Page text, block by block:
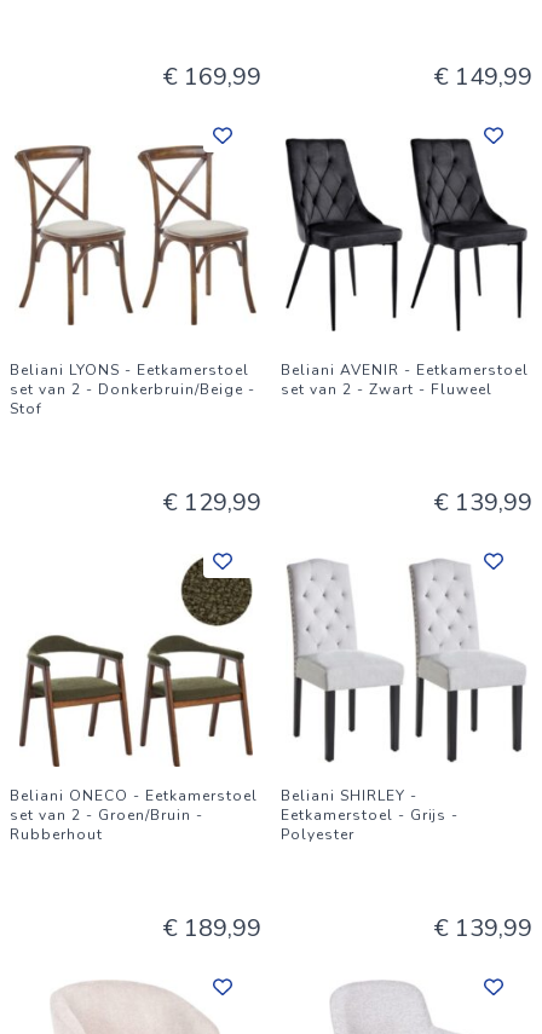
€ 169,99 € 149,99
Beliani LYONS - Eetkamerstoel
set van 2 - Donkerbruin/Beige -
Stof
€ 129,99
Beliani AVENIR - Eetkamerstoel
set van 2 - Zwart - Fluweel
€ 139,99
Beliani ONECO - Eetkamerstoel
set van 2 - Groen/Bruin -
Rubberhout
€ 189,99
Beliani SHIRLEY -
Eetkamerstoel - Grijs -
Polyester
€ 139,99